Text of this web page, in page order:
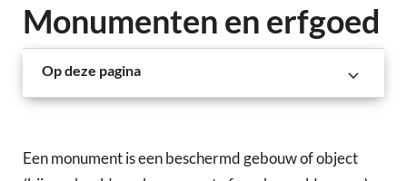
Monumenten en erfgoed
Op deze pagina
Een monument is een beschermd gebouw of object